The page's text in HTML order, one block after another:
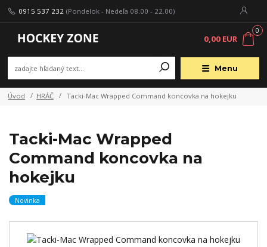
Menu
0915 537 232 (Pondelok - Nedeľa 08.00 - 22.00)
0
0,00 EUR
Úvod HRÁČ Tacki-Mac Wrapped Command koncovka na hokejku
Tacki-Mac Wrapped
Command koncovka na
hokejku
Novinka